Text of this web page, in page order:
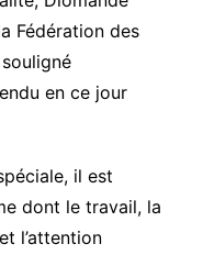
Fédération des
en ce jour
il est
dont le travail, la
l’attention